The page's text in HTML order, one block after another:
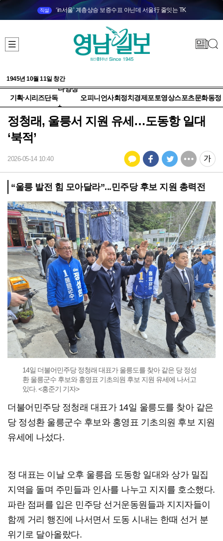
직설 ‘in서울’ 계층상승 보증수표 아닌데 서울行 줄잇는 TK
1945년 10월 11일 창간
기획·시리즈단독
다양성
+
오피니언사회정치 경제 포토영상스포츠문화동정
정청래, 울릉서 지원 유세…도동항 일대
‘북적’
2026-05-14 10:40
“울릉 발전 힘 모아달라”...민주당 후보 지원 총력전
14일 더불어민주당 정청래 대표가 울릉도를 찾아 같은 당 정성
환 울릉군수 후보와 홍영표 기초의원 후보 지원 유세에 나서고
있다. <홍준기 기자>
더불어민주당 정청래 대표가 14일 울릉도를 찾아 같은
당 정성환 울릉군수 후보와 홍영표 기초의원 후보 지원
유세에 나섰다.
정 대표는 이날 오후 울릉읍 도동항 일대와 상가 밀집
지역을 돌며 주민들과 인사를 나누고 지지를 호소했다.
파란 점퍼를 입은 민주당 선거운동원들과 지지자들이
함께 거리 행진에 나서면서 도동 시내는 한때 선거 분
위기로 달아올랐다.